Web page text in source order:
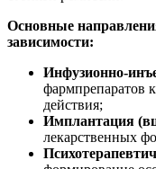
Основные
зависимости:
Инфузионно-
фармпрепаратов
действия;
Имплантация
лекарственных